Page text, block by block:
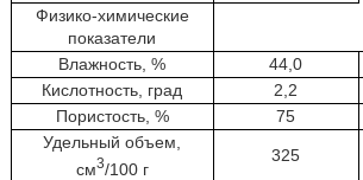
Физико-химические
показатели
Влажность, %
44,0
Кислотность, град
2,2
Пористость, %
75
Удельный объем,
см3/100 г
325